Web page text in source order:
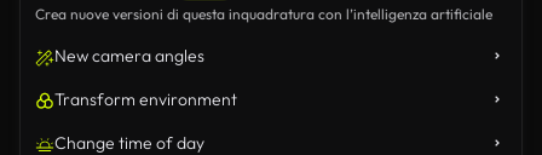
Crea nuove versioni di questa inquadratura con l’intelligenza artificiale
New camera angles
Transform environment
Change time of day